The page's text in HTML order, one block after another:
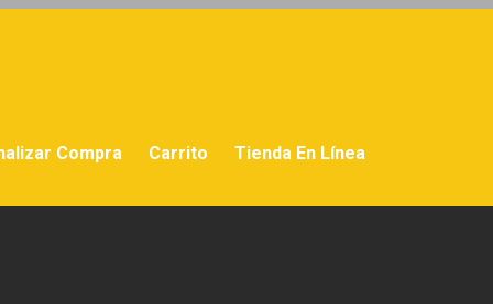
Compra Carrito Tienda En Línea